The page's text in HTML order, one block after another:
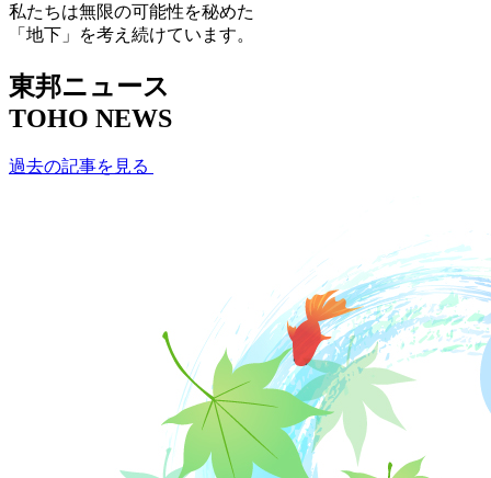
私たちは無限の可能性を秘めた
「地下」を考え続けています。
東邦ニュース
TOHO NEWS
過去の記事を見る